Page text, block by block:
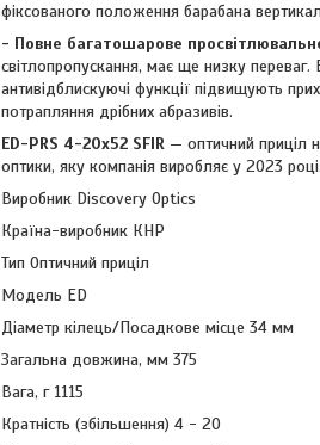
фіксованого положення барабана
- Повне багатошарове
світлопропускання, має ще низку
антивідблискуючі функції підвищують
потрапляння дрібних абразивів.
ED-PRS 4-20x52 SFIR — оптичний приціл
оптики, яку компанія виробляє у 2023 році.
Виробник Discovery Optics
Країна-виробник КНР
Тип Оптичний приціл
Модель ED
Діаметр кілець/Посадкове місце 34 мм
Загальна довжина, мм 375
Вага, г 1115
Кратність (збільшення) 4 - 20